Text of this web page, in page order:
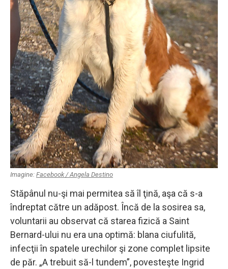
Imagine: Facebook / Angela Destino
Stăpânul nu-şi mai permitea să îl ţină, aşa că s-a
îndreptat către un adăpost. Încă de la sosirea sa,
voluntarii au observat că starea fizică a Saint
Bernard-ului nu era una optimă: blana ciufulită,
infecţii în spatele urechilor şi zone complet lipsite
de păr. „A trebuit să-l tundem”, povesteşte Ingrid